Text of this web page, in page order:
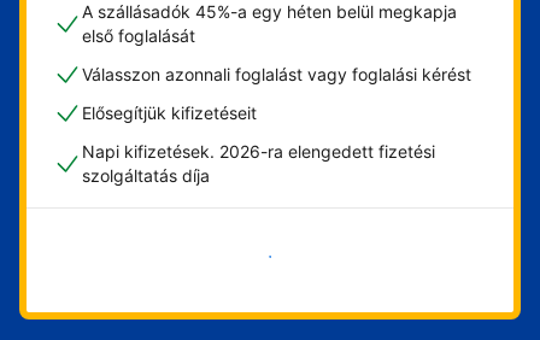
A szállásadók 45%-a egy héten belül megkapja
első foglalását
Válasszon azonnali foglalást vagy foglalási kérést
Elősegítjük kifizetéseit
Napi kifizetések. 2026-ra elengedett fizetési
szolgáltatás díja
Vágjon bele most